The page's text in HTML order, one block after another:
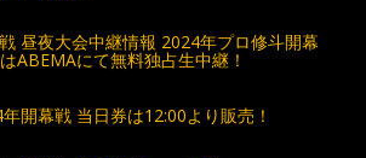
昼夜大会中継情報 2024年プロ修斗開幕
ABEMAにて無料独占生中継！
開幕戦 当日券は12:00より販売！